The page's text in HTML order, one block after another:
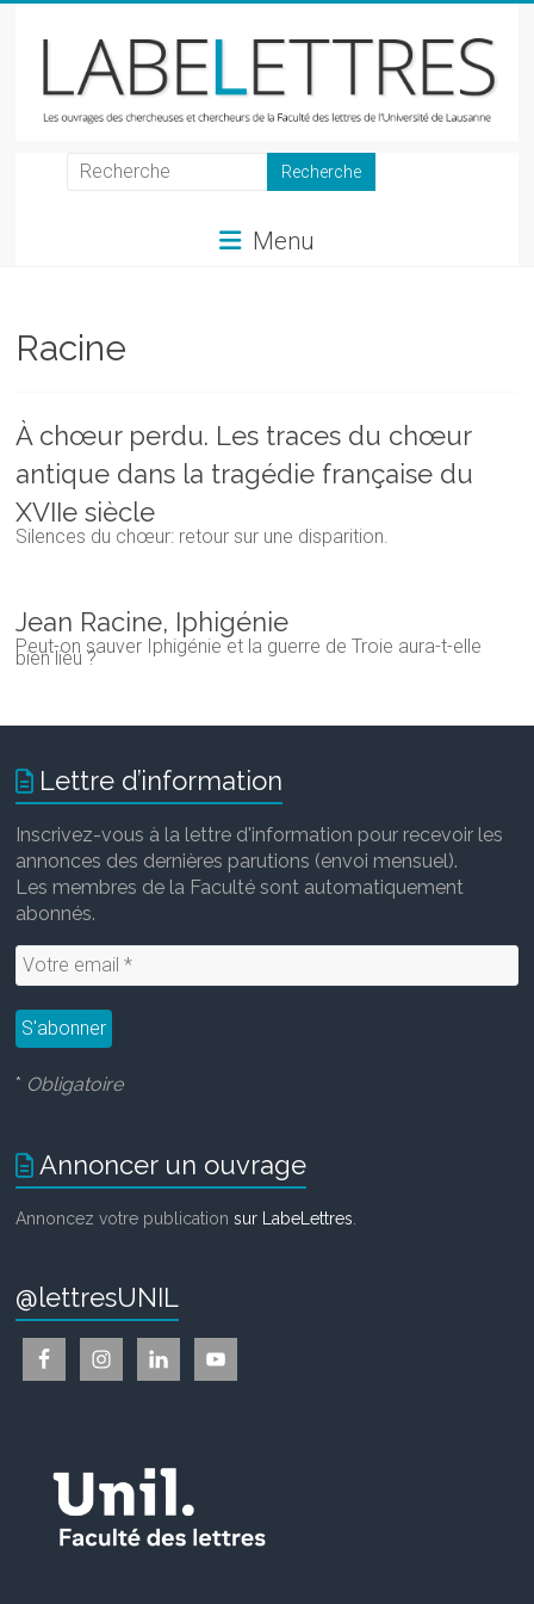
LabeLettres
et
chercheurs
la
Faculté
des
lettres
Menu
Racine
À chœur perdu. Les traces du chœur
antique dans la tragédie française du
XVIIe siècle
Silences du chœur: retour sur une disparition.
Jean Racine, Iphigénie
Peut-on sauver Iphigénie et la guerre de Troie aura-t-elle
bien lieu ?
Lettre d’information
Inscrivez-vous à la lettre d'information pour recevoir les
annonces des dernières parutions (envoi mensuel).
Les membres de la Faculté sont automatiquement
abonnés.
* Obligatoire
Annoncer un ouvrage
Annoncez votre publicationsur LabeLettres
@lettresUNIL